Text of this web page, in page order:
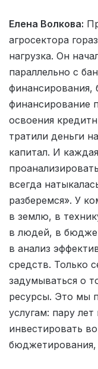
Елена Волкова:
агросектора
нагрузка. Он
параллельно с
финансирования,
финансирование
освоения
тратили деньги
капитал. И
всегда
разберемся». У
в землю, в
в людей, в
в анализ
средств. Только
задумываться о
ресурсы. Это мы
услугам: пару
инвестировать
бюджетирования,